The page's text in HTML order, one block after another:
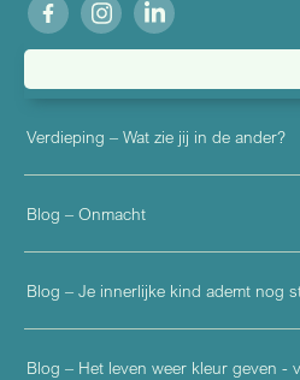
fb ig in
Verdieping – Wat zie jij in de ander?
Blog – Onmacht
Blog – Je innerlijke kind ademt nog
Blog – Het leven weer kleur geven -